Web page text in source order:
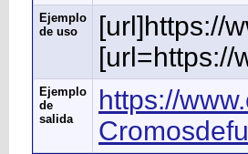
Ejemplo
de uso
[url]https://
[url=https://
Ejemplo
de
salida
https://